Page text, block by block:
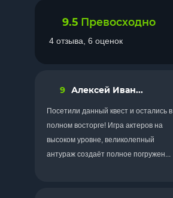
9.5 Превосходно
4 отзыва, 6 оценок
9 Алексей Иван...
Посетили данный квест и остались в
полном восторге! Игра актеров на
высоком уровне, великолепный
антураж создаёт полное погружен...